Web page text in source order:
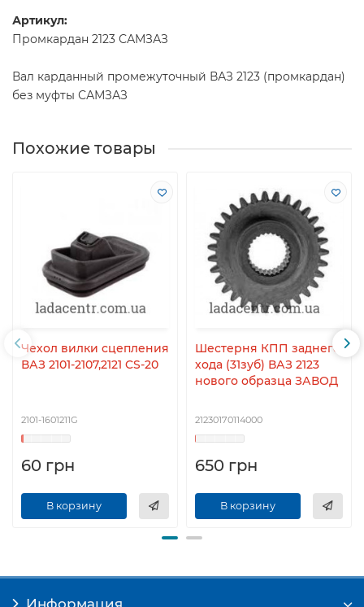
Артикул:
Промкардан 2123 САМЗАЗ
Вал карданный промежуточный ВАЗ 2123 (промкардан)
без муфты САМЗАЗ
Похожие товары
Чехол вилки сцепления
ВАЗ 2101-2107,2121 CS-20
2101-1601211G
60 грн
В корзину
Шестерня КПП заднего
хода (31зуб) ВАЗ 2123
нового образца ЗАВОД
21230170114000
650 грн
В корзину
Информация